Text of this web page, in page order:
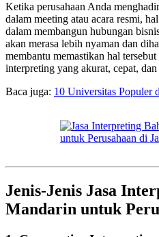
Ketika perusahaan Anda
dalam meeting atau acara resmi,
dalam membangun hubungan
akan merasa lebih nyaman dan
membantu memastikan hal
interpreting yang akurat, cepat,
Baca juga: 10 Universitas Populer
Jenis-Jenis Jasa
Mandarin untuk